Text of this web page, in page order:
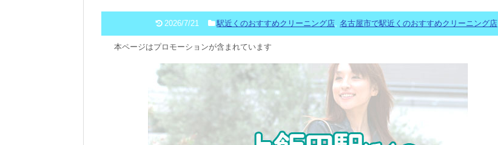
2026/7/21 駅近くのおすすめクリーニング店,名古屋市で駅近くのおすすめクリーニング店
本ページはプロモーションが含まれています